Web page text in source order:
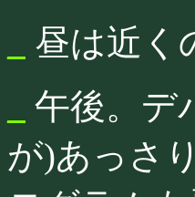
昼は近く
午後。デ
が)あっさ